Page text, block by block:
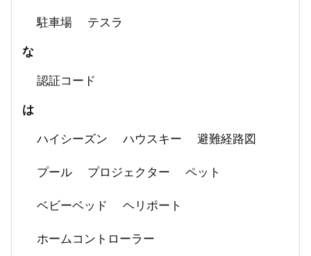
駐車場 テスラ
な
認証コード
は
ハイシーズン ハウスキー 避難経路図
プール プロジェクター ペット
ベビーベッド ヘリポート
ホームコントローラー